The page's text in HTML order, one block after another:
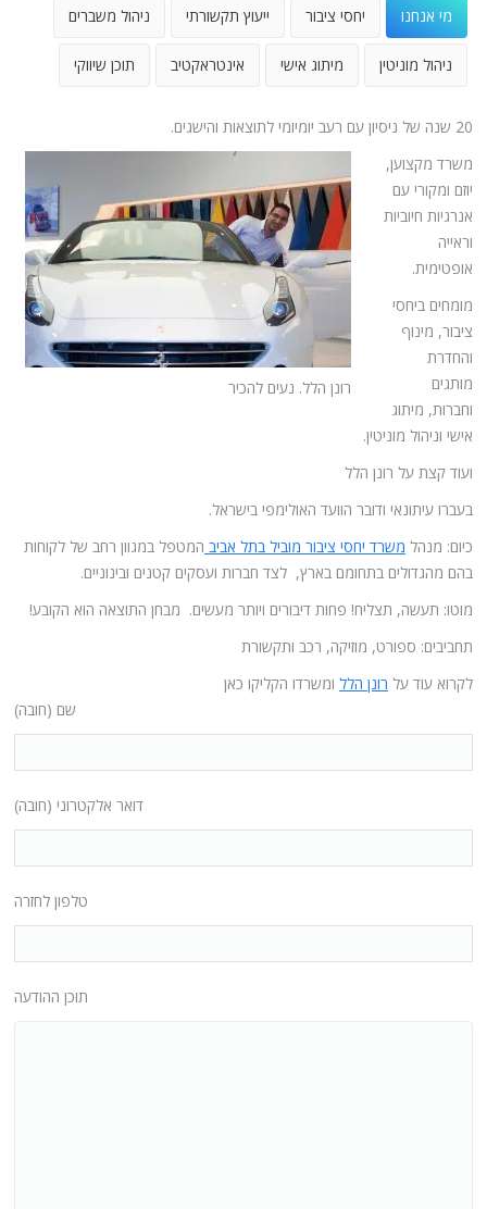
מי אנחנו יחסי ציבור ייעוץ תקשורתי ניהול משברים
ניהול מוניטין מיתוג אישי אינטראקטיב תוכן שיווקי
20 שנה של ניסיון עם רעב יומיומי לתוצאות והישגים.
רונן הלל. נעים להכיר
משרד מקצוען,
יוזם ומקורי עם
אנרגיות חיוביות
וראייה
אופטימית.
מומחים ביחסי
ציבור, מינוף
והחדרת
מותגים
וחברות, מיתוג
אישי וניהול מוניטין.
ועוד קצת על רונן הלל
בעברו עיתונאי ודובר הוועד האולימפי בישראל.
כיום: מנהל משרד יחסי ציבור מוביל בתל אביב המטפל במגוון רחב של לקוחות
בהם מהגדולים בתחומם בארץ, לצד חברות ועסקים קטנים ובינוניים.
מוטו: תעשה, תצליח! פחות דיבורים ויותר מעשים. מבחן התוצאה הוא הקובע!
תחביבים: ספורט, מוזיקה, רכב ותקשורת
לקרוא עוד על רונן הלל ומשרדו הקליקו כאן
שם (חובה)
דואר אלקטרוני (חובה)
טלפון לחזרה
תוכן ההודעה